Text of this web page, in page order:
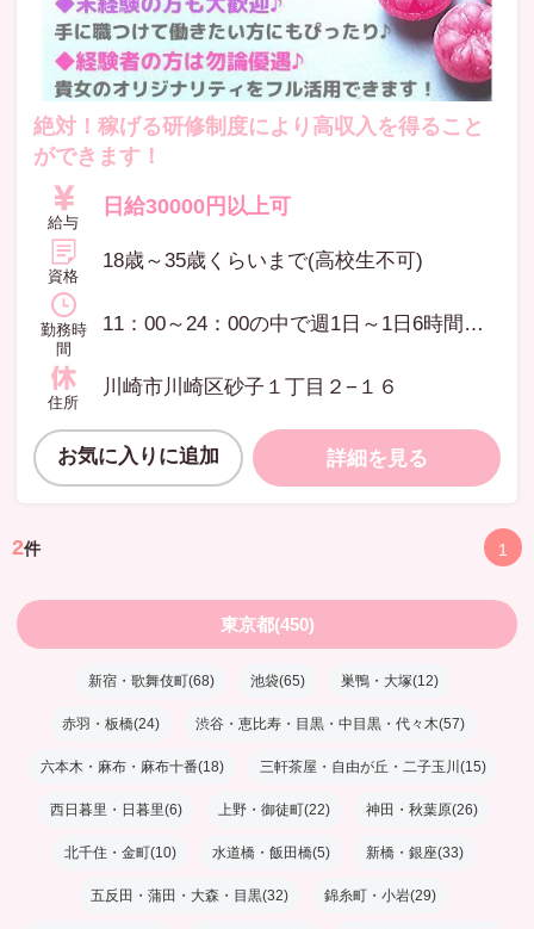
絶対！稼げる研修制度により高収入を得ること
ができます！
給与
日給30000円以上可
資格
18歳～35歳くらいまで(高校生不可)
勤務時
間
11：00～24：00の中で週1日～1日6時間以上～OK！ 遅番なら4.5時間よりOK！ 未経験の方は確実に技術を身に着けて頂くためにも週3日以上勤務できる方を優先採用とさせて頂いております。
住所
川崎市川崎区砂子１丁目２−１６
お気に入りに追加 詳細を見る
2件 1
東京都(450)
新宿・歌舞伎町(68) 池袋(65) 巣鴨・大塚(12)
赤羽・板橋(24) 渋谷・恵比寿・目黒・中目黒・代々木(57)
六本木・麻布・麻布十番(18) 三軒茶屋・自由が丘・二子玉川(15)
西日暮里・日暮里(6) 上野・御徒町(22) 神田・秋葉原(26)
北千住・金町(10) 水道橋・飯田橋(5) 新橋・銀座(33)
五反田・蒲田・大森・目黒(32) 錦糸町・小岩(29)